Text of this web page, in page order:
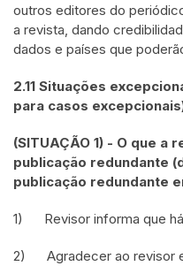
outros editores do
a revista, dando
dados e países que
2.11 Situações
para casos
(SITUAÇÃO 1) - O que
publicação redundante
publicação redundante
1) Revisor informa que há
2) Agradecer ao revisor